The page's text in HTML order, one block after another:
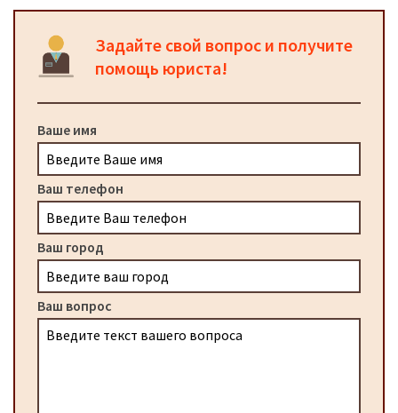
Задайте свой вопрос и получите
помощь юриста!
Ваше имя
Ваш телефон
Ваш город
Ваш вопрос